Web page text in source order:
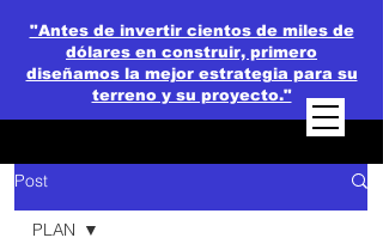
"Antes de invertir cientos de miles de
dólares en construir, primero
diseñamos la mejor estrategia para su
terreno y su proyecto."
Post
PLAN